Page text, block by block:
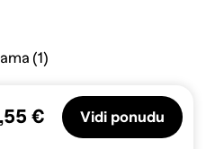
(1)
€ Vidi ponudu